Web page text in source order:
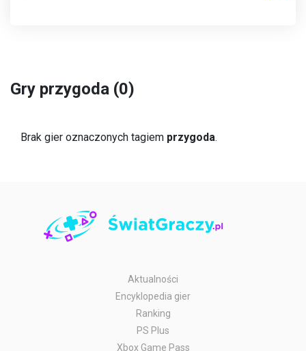
Gry przygoda (0)
Brak gier oznaczonych tagiem przygoda.
Aktualności
Encyklopedia gier
Ranking
PS Plus
Xbox Game Pass